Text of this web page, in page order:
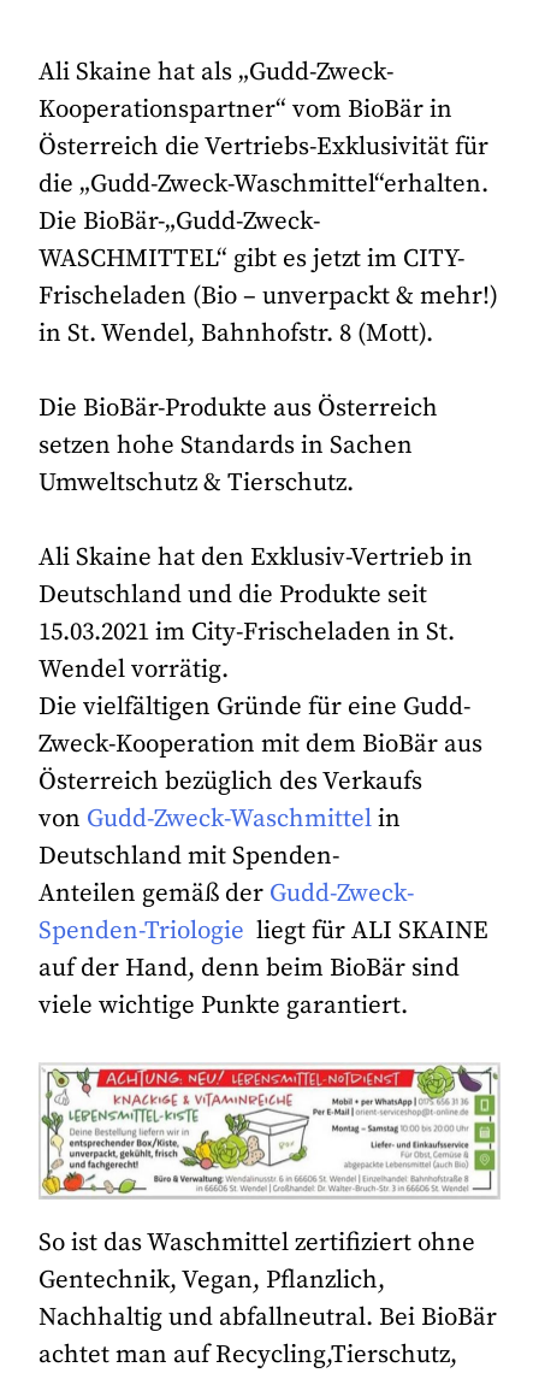
Ali Skaine hat als „Gudd-Zweck-
Kooperationspartner“ vom BioBär in
Österreich die Vertriebs-Exklusivität für
die „Gudd-Zweck-Waschmittel“erhalten.
Die BioBär-„Gudd-Zweck-
WASCHMITTEL“ gibt es jetzt im CITY-
Frischeladen (Bio – unverpackt & mehr!)
in St. Wendel, Bahnhofstr. 8 (Mott).
Die BioBär-Produkte aus Österreich
setzen hohe Standards in Sachen
Umweltschutz & Tierschutz.
Ali Skaine hat den Exklusiv-Vertrieb in
Deutschland und die Produkte seit
15.03.2021 im City-Frischeladen in St.
Wendel vorrätig.
Die vielfältigen Gründe für eine Gudd-
Zweck-Kooperation mit dem BioBär aus
Österreich bezüglich des Verkaufs
von Gudd-Zweck-Waschmittelin
Deutschland mit Spenden-
Anteilen gemäß der Gudd-Zweck-
Spenden-Triologie liegt für ALI SKAINE
auf der Hand, denn beim BioBär sind
viele wichtige Punkte garantiert.
So ist das Waschmittel zertifiziert ohne
Gentechnik, Vegan, Pflanzlich,
Nachhaltig und abfallneutral. Bei BioBär
achtet man auf Recycling,Tierschutz,